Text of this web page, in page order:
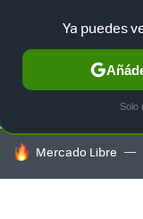
SELECCIÓN
HOY SE HABLA DE
Mercado Libre
Ya puedes
Solo